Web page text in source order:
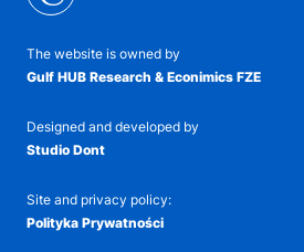
The website is owned by
Gulf HUB Research & Econimics FZE
Designed and developed by
Studio Dont
Site and privacy policy:
Polityka Prywatności